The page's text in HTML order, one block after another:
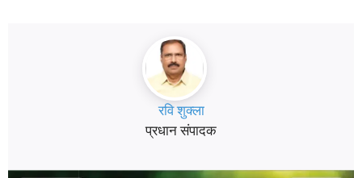
रवि शुक्ला
प्रधान संपादक